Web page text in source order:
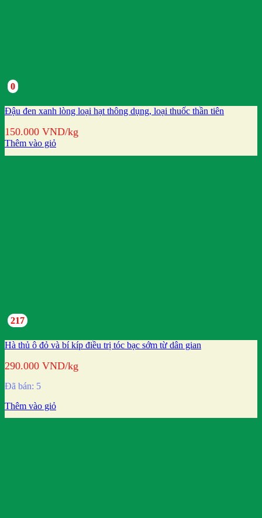
0
Đậu đen xanh lòng loại hạt thông dụng, loại thuốc thần tiên
150.000 VND/kg
Thêm vào giỏ
217
Hà thủ ô đỏ và bí kíp điều trị tóc bạc sớm từ dân gian
290.000 VND/kg
Đã bán: 5
Thêm vào giỏ